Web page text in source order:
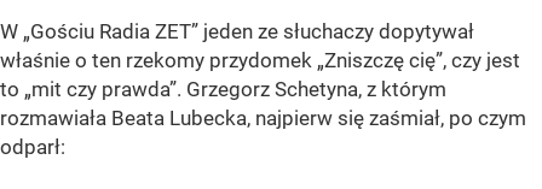
W „Gościu Radia ZET” jeden ze słuchaczy dopytywał
właśnie o ten rzekomy przydomek „Zniszczę cię”, czy jest
to „mit czy prawda”. Grzegorz Schetyna, z którym
rozmawiała Beata Lubecka, najpierw się zaśmiał, po czym
odparł: